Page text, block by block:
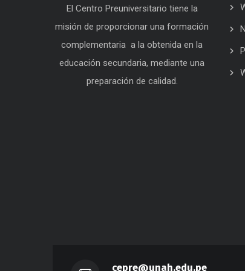
El Centro Preuniversitario tiene la
misión de proporcionar una formación
complementaria a la obtenida en la
educación secundaria, mediante una
preparación de calidad.
cepre@unah.edu.pe